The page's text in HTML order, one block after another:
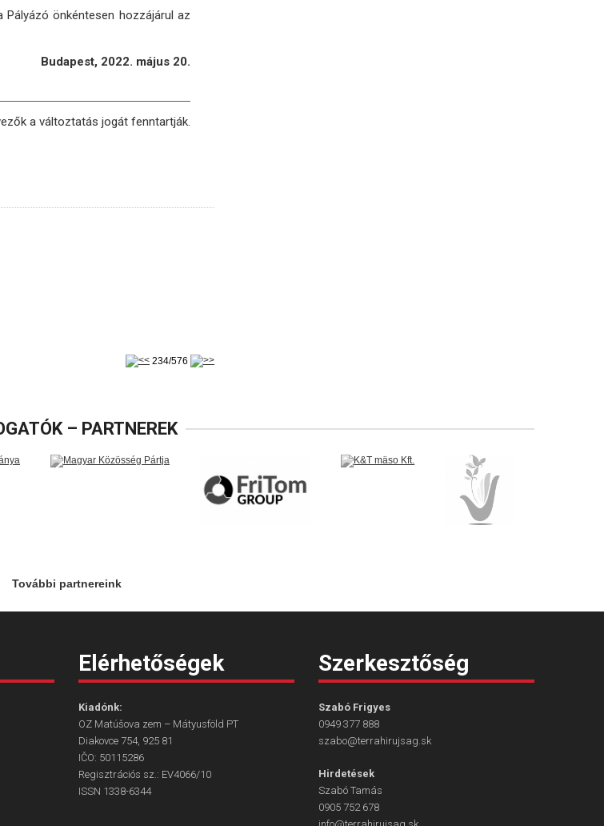
önkéntesen hozzájárul az
Budapest, 2022. május 20.
a változtatás jogát fenntartják.
234/576
– PARTNEREK
További partnereink
Elérhetőségek
Kiadónk:
OZ Matúšova zem – Mátyusföld PT
Diakovce 754, 925 81
IČO: 50115286
Regisztrációs sz.: EV4066/10
ISSN 1338-6344
Szerkesztőség
Szabó Frigyes
0949 377 888
szabo@terrahirujsag.sk
Hirdetések
Szabó Tamás
0905 752 678